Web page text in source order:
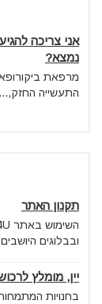
אני צריכה
נמצא?
התעשייה החזק,...
תקנון האתר
ובבלוגים
יין, מומלץ
בחנויות